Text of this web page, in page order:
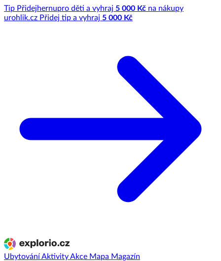
Tip Přidejhernupro děti a vyhraj 5 000 Kč na nákupy
urohlik.cz Přidej tip a vyhraj 5 000 Kč
UbytováníAktivityAkce Mapa Magazín